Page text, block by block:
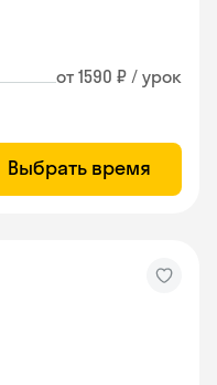
от 1590 ₽ / урок
Выбрать время